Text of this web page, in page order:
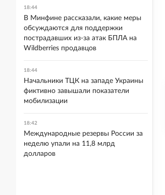
18:44
В Минфине рассказали, какие меры
обсуждаются для поддержки
пострадавших из-за атак БПЛА на
Wildberries продавцов
18:44
Начальники ТЦК на западе Украины
фиктивно завышали показатели
мобилизации
18:42
Международные резервы России за
неделю упали на 11,8 млрд
долларов